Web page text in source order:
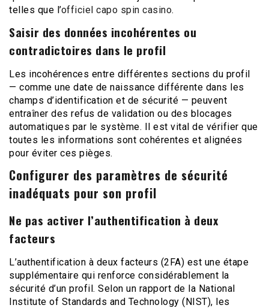
telles que l’officiel capo spin casino.
Saisir des données incohérentes ou
contradictoires dans le profil
Les incohérences entre différentes sections du profil
— comme une date de naissance différente dans les
champs d’identification et de sécurité — peuvent
entraîner des refus de validation ou des blocages
automatiques par le système. Il est vital de vérifier que
toutes les informations sont cohérentes et alignées
pour éviter ces pièges.
Configurer des paramètres de sécurité
inadéquats pour son profil
Ne pas activer l’authentification à deux
facteurs
L’authentification à deux facteurs (2FA) est une étape
supplémentaire qui renforce considérablement la
sécurité d’un profil. Selon un rapport de la National
Institute of Standards and Technology (NIST), les